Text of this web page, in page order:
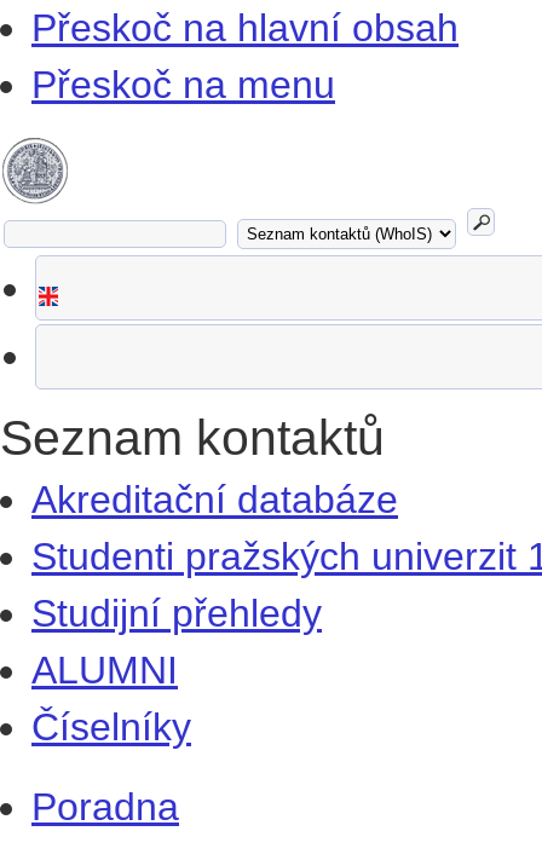
Přeskoč na hlavní obsah
Přeskoč na menu
Seznam kontaktů
Akreditační databáze
Studenti pražských univerzit
Studijní přehledy
ALUMNI
Číselníky
Poradna